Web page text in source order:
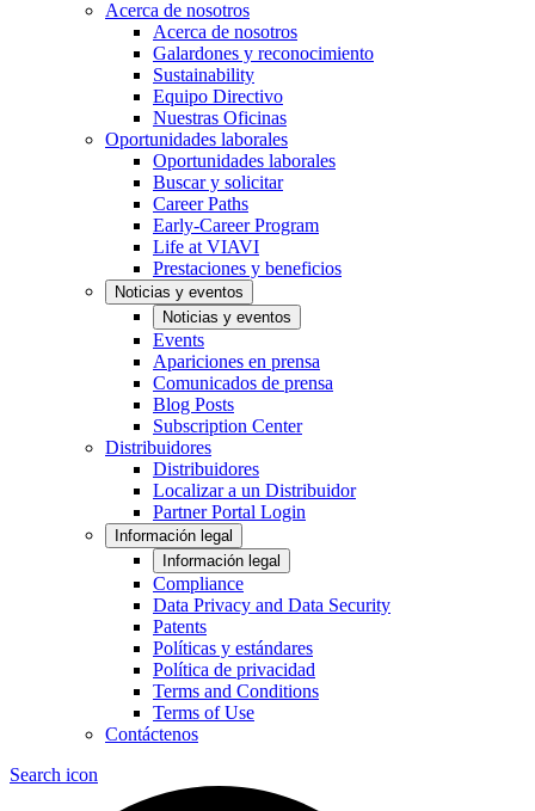
Acerca de nosotros
Acerca de nosotros
Galardones y reconocimiento
Sustainability
Equipo Directivo
Nuestras Oficinas
Oportunidades laborales
Oportunidades laborales
Buscar y solicitar
Career Paths
Early-Career Program
Life at VIAVI
Prestaciones y beneficios
Noticias y eventos
Noticias y eventos
Events
Apariciones en prensa
Comunicados de prensa
Blog Posts
Subscription Center
Distribuidores
Distribuidores
Localizar a un Distribuidor
Partner Portal Login
Información legal
Información legal
Compliance
Data Privacy and Data Security
Patents
Políticas y estándares
Política de privacidad
Terms and Conditions
Terms of Use
Contáctenos
Search icon